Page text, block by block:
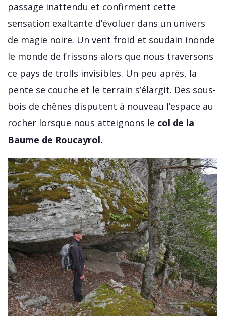
passage inattendu et confirment cette
sensation exaltante d’évoluer dans un univers
de magie noire. Un vent froid et soudain inonde
le monde de frissons alors que nous traversons
ce pays de trolls invisibles. Un peu après, la
pente se couche et le terrain s’élargit. Des sous-
bois de chênes disputent à nouveau l’espace au
rocher lorsque nous atteignons le col de la
Baume de Roucayrol.